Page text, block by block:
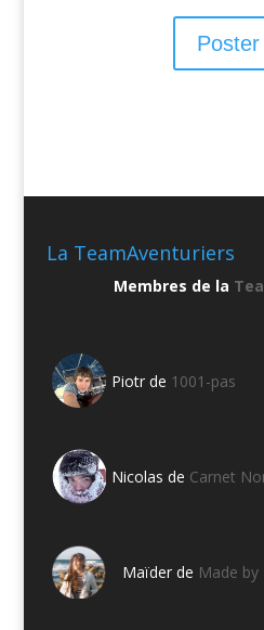
La TeamAventuriers
Membres de la
Piotr de 1001-pas
Nicolas de Carnet
Maïder de Made